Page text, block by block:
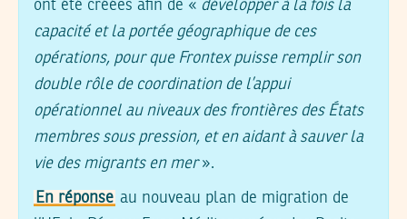
ont été créées afin de « développer à la fois la
capacité et la portée géographique de ces
opérations, pour que Frontex puisse remplir son
double rôle de coordination de l’appui
opérationnel au niveaux des frontières des États
membres sous pression, et en aidant à sauver la
vie des migrants en mer».
En réponse au nouveau plan de migration de